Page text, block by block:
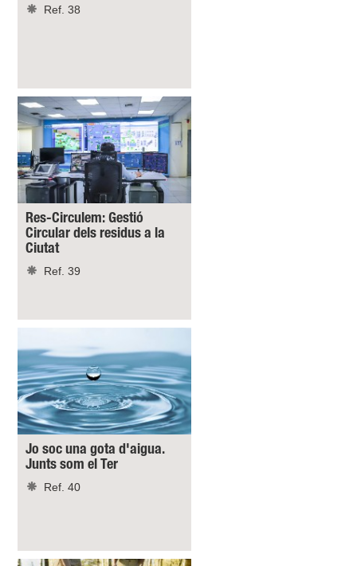
Ref. 38
Res-Circulem: Gestió
Circular dels residus a la
Ciutat
Ref. 39
Jo soc una gota d'aigua.
Junts som el Ter
Ref. 40